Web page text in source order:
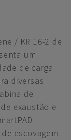
/ KR 16-2 de
um
de carga
diversas
de
exaustão e
escovagem